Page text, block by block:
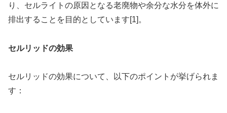
り、セルライトの原因となる老廃物や余分な水分を体外に
排出することを目的としています[1]。
セルリッドの効果
セルリッドの効果について、以下のポイントが挙げられま
す：